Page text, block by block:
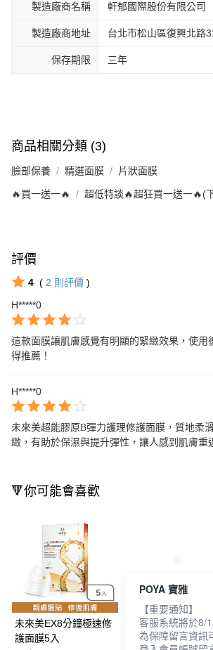
製造廠商名稱 軒郁國際股份有限公司
製造廠商地址 台北市松山區復興北路
保存期限 三年
商品相關分類 (3)
臉部保養 精選面膜 片狀面膜
🔥買一送一🔥 超低特談🔥超狂買一送一🔥(
評價
4 ( 2 則評價 )
H*****0
這款面膜讓肌膚感覺有明顯的緊緻效果，使用
得推薦！
H*****0
未來美超能膠原B彈力護理修護面膜，質地柔
緻，有助於保濕與提升彈性，讓人感到肌膚重
🔻你可能會喜歡
未來美EX8分鐘極速修
護面膜5入
未來美EX8分鐘逆
膠囊面膜3入-保濕
POYA 寶雅
【重要通知】
客服系統將於8/
為保障留言資訊